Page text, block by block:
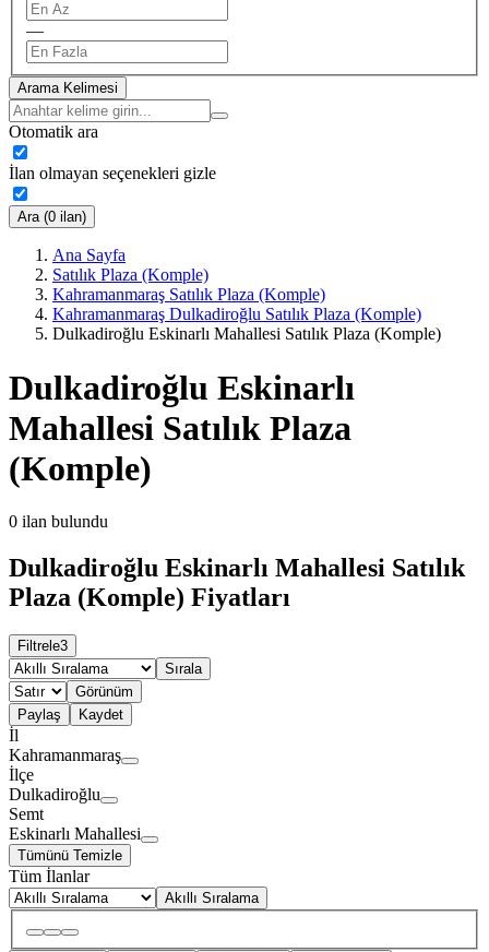
—
Arama Kelimesi
Otomatik ara
İlan olmayan seçenekleri gizle
Ara (0 ilan)
Ana Sayfa
Satılık Plaza (Komple)
Kahramanmaraş Satılık Plaza (Komple)
Kahramanmaraş Dulkadiroğlu Satılık Plaza (Komple)
Dulkadiroğlu Eskinarlı Mahallesi Satılık Plaza (Komple)
Dulkadiroğlu Eskinarlı
Mahallesi Satılık Plaza
(Komple)
0 ilan bulundu
Dulkadiroğlu Eskinarlı Mahallesi Satılık
Plaza (Komple) Fiyatları
Filtrele3
Sırala
Görünüm
Paylaş
Kaydet
İl
Kahramanmaraş
İlçe
Dulkadiroğlu
Semt
Eskinarlı Mahallesi
Tümünü Temizle
Tüm İlanlar
Akıllı Sıralama